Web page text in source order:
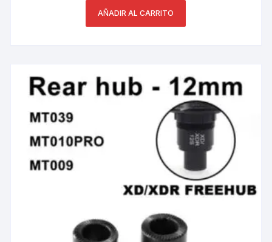
AÑADIR AL CARRITO